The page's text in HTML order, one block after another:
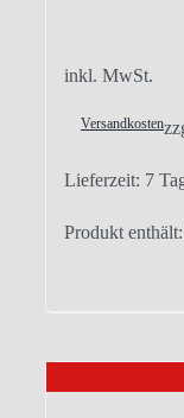
inkl. MwSt.
Versandkosten
Lieferzeit: 7
Produkt